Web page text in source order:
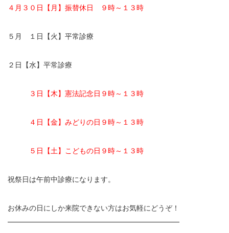
４月３０日【月】振替休日 ９時～１３時
５月 １日【火】平常診療
２日【水】平常診療
３日【木】憲法記念日９時～１３時
４日【金】みどりの日９時～１３時
５日【土】こどもの日９時～１３時
祝祭日は午前中診療になります。
お休みの日にしか来院できない方はお気軽にどうぞ！
━━━━━━━━━━━━━━━━━━━━━━━━
超音波診断装置（エコー検査）
休日診療・休診の御案内
当院からのお知らせ